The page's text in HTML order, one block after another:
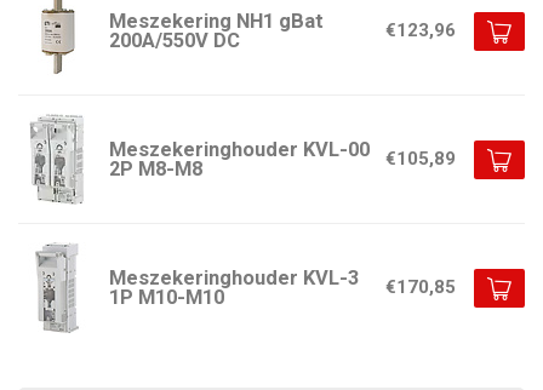
Meszekering NH1 gBat
200A/550V DC
€123,96
Meszekeringhouder KVL-00
2P M8-M8
€105,89
Meszekeringhouder KVL-3
1P M10-M10
€170,85